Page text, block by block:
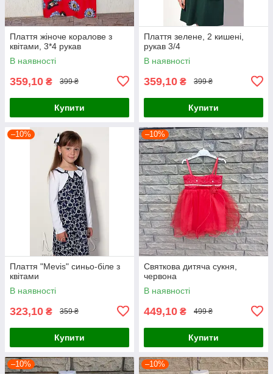
Плаття жіноче коралове з
квітами, 3*4 рукав
В наявності
359,10 ₴ 399 ₴
Купити
Плаття зелене, 2 кишені,
рукав 3/4
В наявності
359,10 ₴ 399 ₴
Купити
–10%
Плаття "Mevis" синьо-біле з
квітами
В наявності
323,10 ₴ 359 ₴
Купити
–10%
Святкова дитяча сукня,
червона
В наявності
449,10 ₴ 499 ₴
Купити
–10% –10%